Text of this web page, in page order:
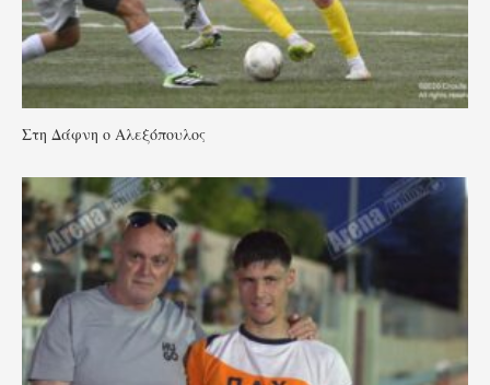
Στη Δάφνη ο Αλεξόπουλος